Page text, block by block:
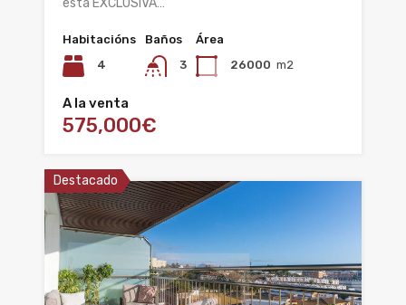
Habitacións
4
Baños
3
Área
26000 m2
A la venta
575,000€
Destacado